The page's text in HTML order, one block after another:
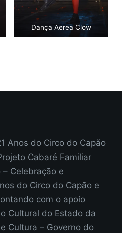
Dança Aerea Clow
Anos do Circo do Capão
Cabaré Familiar
Celebração e
do Circo do Capão e
com o apoio
Cultural do Estado da
Cultura – Governo do